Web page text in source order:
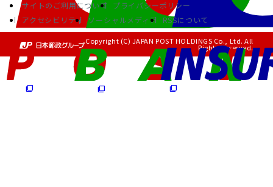
サイトのご利用について
プライバシーポリシー
アクセシビリティ
ソーシャルメディア RSSについて
Copyright (C) JAPAN POST HOLDINGS Co., Ltd. All
Rights Reserved.